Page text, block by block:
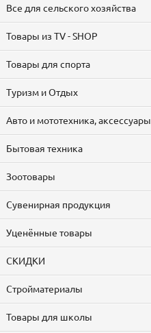
Все для сельского хозяйства
Товары из TV - SHOP
Товары для спорта
Туризм и Отдых
Авто и мототехника, аксессуары
Бытовая техника
Зоотовары
Сувенирная продукция
Уценённые товары
СКИДКИ
Стройматериалы
Товары для школы